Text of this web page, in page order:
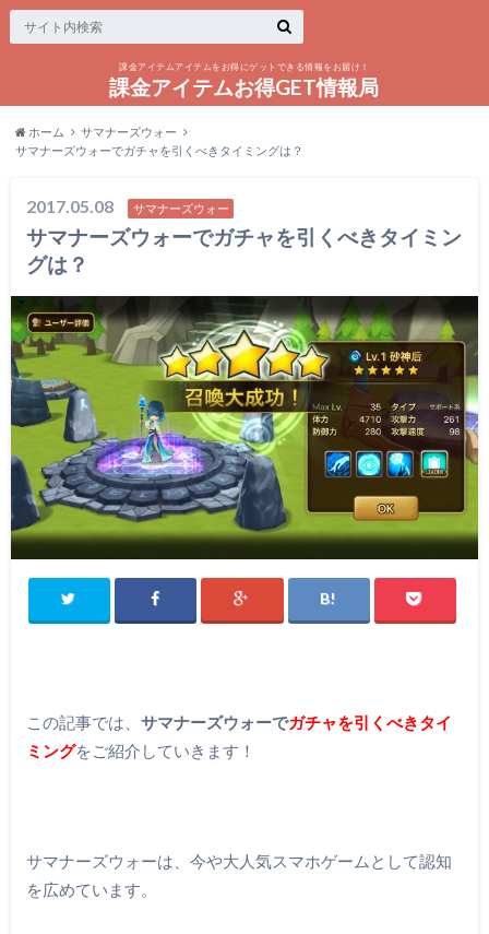
課金アイテムアイテムをお得にゲットできる情報をお届け！
課金アイテムお得GET情報局
ホーム
サマナーズウォー
サマナーズウォーでガチャを引くべきタイミングは？
2017.05.08 サマナーズウォー
サマナーズウォーでガチャを引くべきタイミン
グは？
この記事では、 サマナーズウォーでガチャを引くべきタイ
ミングをご紹介していきます！
サマナーズウォーは、今や大人気スマホゲームとして認知
を広めています。